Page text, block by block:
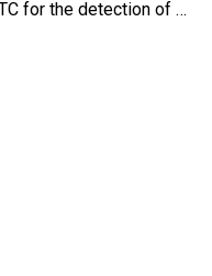
for the detection of …